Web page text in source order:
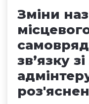
Зміни
зв’язку